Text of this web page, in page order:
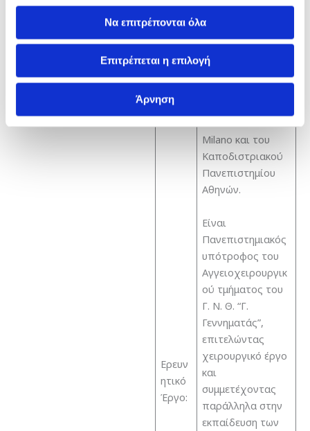
Να επιτρέπονται όλα
Επιτρέπεται η επιλογή
Άρνηση
Ερευν
ητικό
Έργο:
σπουδές (MSc)
στην Ενδαγγειακή
Χειρουργική του
Διακρατικού
Milano και του
Καποδιστριακού
Πανεπιστημίου
Αθηνών.
Είναι
Πανεπιστημιακός
υπότροφος του
Αγγειοχειρουργικ
ού τμήματος του
Γ. Ν. Θ. “Γ.
Γεννηματάς”,
επιτελώντας
χειρουργικό έργο
και
συμμετέχοντας
παράλληλα στην
εκπαίδευση των